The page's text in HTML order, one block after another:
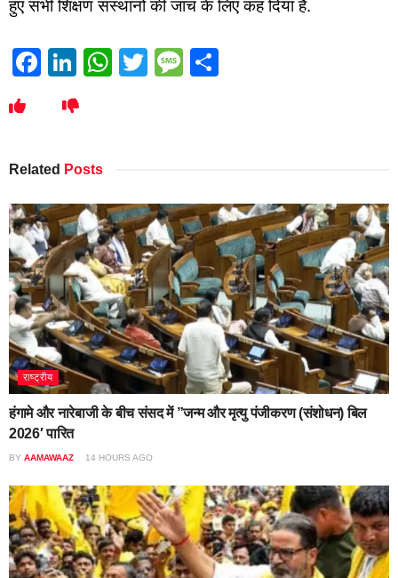
हुए सभी शिक्षण संस्थानों की जांच के लिए कह दिया है.
Facebook
LinkedIn
WhatsApp
TwitterMessage
Related Posts
राष्ट्रीय
हंगामे और नारेबाजी के बीच संसद में ”जन्म और मृत्यु पंजीकरण (संशोधन) बिल
2026′ पारित
BY AAMAWAAZ 14 HOURS AGO